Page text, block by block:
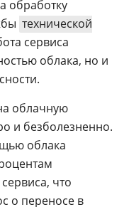
обработку
технической
сервиса
облака, но и
облачную
и безболезненно.
облака
что
о переносе в